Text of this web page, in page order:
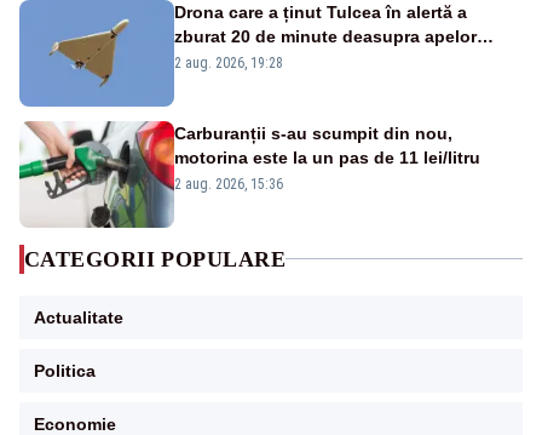
Drona care a ținut Tulcea în alertă a
zburat 20 de minute deasupra apelor
României. Au fost ridicate două F-16
2 aug. 2026, 19:28
Carburanții s-au scumpit din nou,
motorina este la un pas de 11 lei/litru
2 aug. 2026, 15:36
CATEGORII POPULARE
Actualitate
Politica
Economie